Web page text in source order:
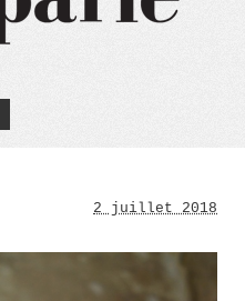
2 juillet 2018